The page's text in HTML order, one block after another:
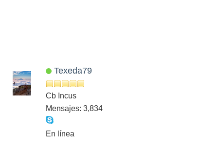
Texeda79
Cb Incus
Mensajes: 3,834
En línea